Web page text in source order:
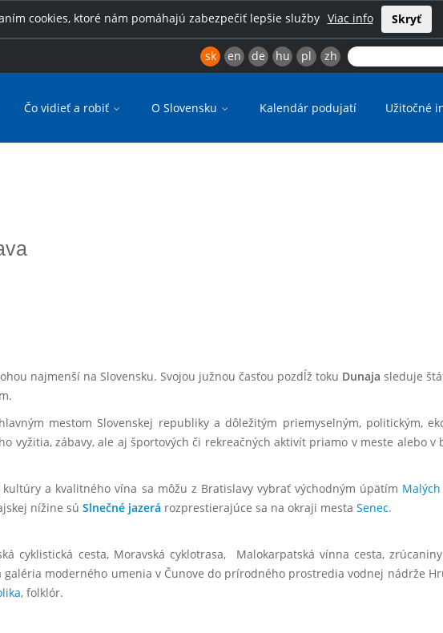
cookies, ktoré nám pomáhajú zabezpečiť lepšie služby Viac info Skryť
sk en de hu pl zh
Čo vidieť a robiť O Slovensku Kalendár podujatí Užitočné
najmenší na Slovensku. Svojou južnou časťou pozdĺž toku Dunaja sleduje
mestom Slovenskej republiky a dôležitým priemyselným, politickým,
vyžitia, zábavy, ale aj športových či rekreačných aktivít priamo v meste alebo v
a kvalitného vína sa môžu z Bratislavy vybrať východným úpätím
nížine sú Slnečné jazerá rozprestierajúce sa na okraji mesta Senec.
cyklistická cesta, Moravská cyklotrasa, Malokarpatská vínna cesta,
galéria moderného umenia v Čunove do prírodného prostredia vodnej nádrže
, folklór.